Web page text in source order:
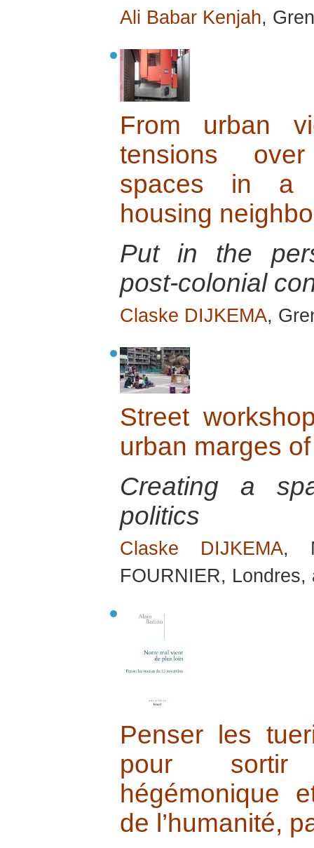
Ali Babar Kenjah,
From urban
tensions
spaces in a
housing
Put in the
post-colonial
Claske DIJKEMA,
Street
urban marges
Creating a
politics
Claske DIJKEMA,
FOURNIER, Londres,
Penser les
pour sortir
hégémonique
de l’humanité,